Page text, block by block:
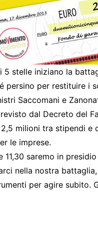
Cultura ed Istruzione
Difesa
Eventi
Finanze e tesoro
Giustizia
Lavori pubblici e
Lavoro
Politiche europee
5 stelle iniziano la
persino per restituire i
Saccomani e
dal Decreto del
milioni tra stipendi e
le imprese.
11,30 saremo in
nella nostra
per agire subito.